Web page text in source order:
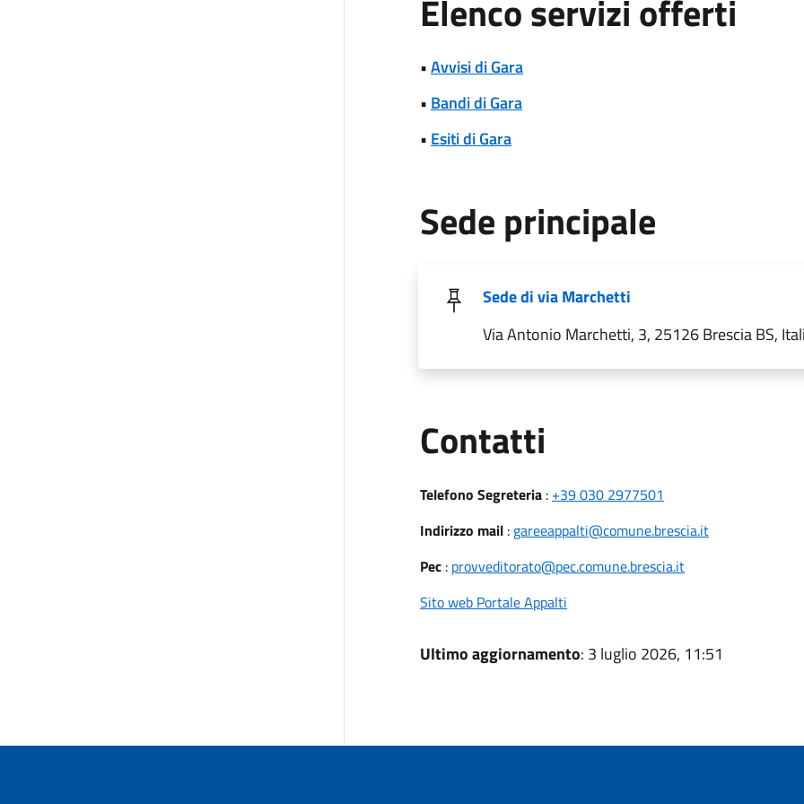
Elenco servizi offerti
•Avvisi di Gara
• Bandi di Gara
• Esiti di Gara
Sede principale
Sede di via Marchetti
Via Antonio Marchetti, 3, 25126 Brescia BS,
Contatti
Telefono Segreteria: +39 030 2977501
Indirizzo mail: gareeappalti@comune.brescia.it
Pec: provveditorato@pec.comune.brescia.it
Sito web Portale Appalti
Ultimo aggiornamento: 3 luglio 2026, 11:51